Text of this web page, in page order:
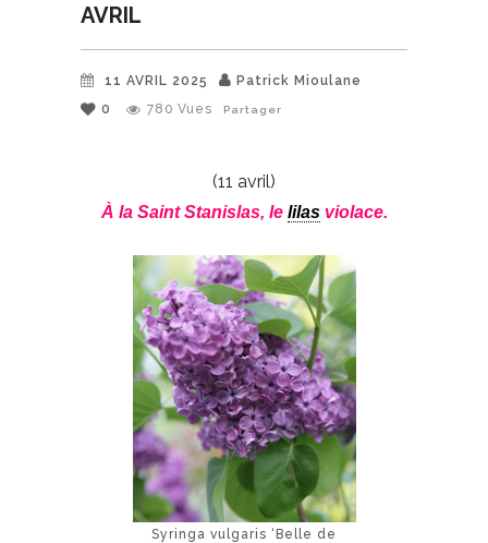
AVRIL
11 AVRIL 2025
Patrick Mioulane
0
780 Vues Partager
(11 avril)
À la Saint Stanislas, le lilasviolace.
Syringa vulgaris ‘Belle de